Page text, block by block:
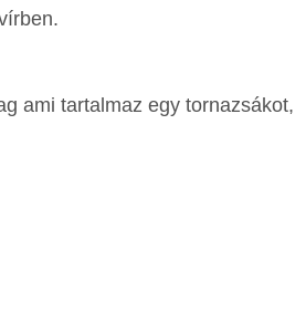
ami tartalmaz egy tornazsákot,